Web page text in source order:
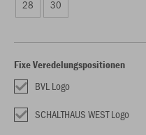
28 30
Fixe Veredelungspositionen
BVL Logo
SCHALTHAUS WEST Logo